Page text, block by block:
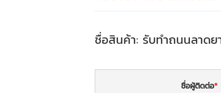
ชื่อสินค้า: รับทำถนนลาด
ชื่อผู้ติดต่อ